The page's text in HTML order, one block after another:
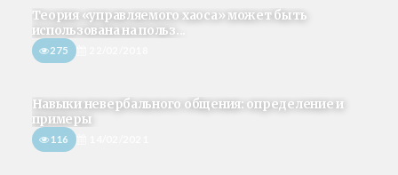
Теория «управляемого хаоса» может быть
использована на польз...
275
Навыки невербального общения: определение и
примеры
116